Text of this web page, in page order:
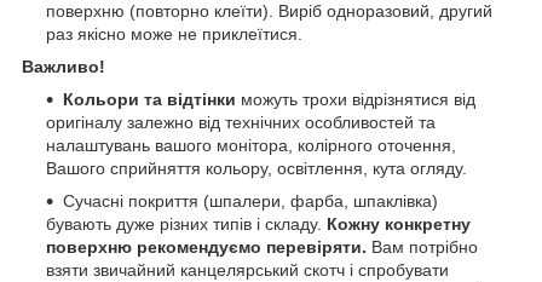
поверхню (повторно клеїти). Виріб одноразовий, другий
раз якісно може не приклеїтися.
Важливо!
Кольори та відтінки можуть трохи відрізнятися від
оригіналу залежно від технічних особливостей та
налаштувань вашого монітора, колірного оточення,
Вашого сприйняття кольору, освітлення, кута огляду.
Сучасні покриття (шпалери, фарба, шпаклівка)
бувають дуже різних типів і складу. Кожну конкретну
поверхню рекомендуємо перевіряти. Вам потрібно
взяти звичайний канцелярський скотч і спробувати